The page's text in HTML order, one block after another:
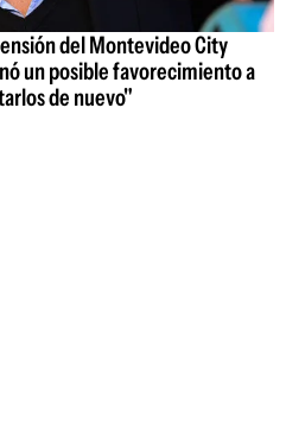
del Montevideo City
un posible favorecimiento a
de nuevo"